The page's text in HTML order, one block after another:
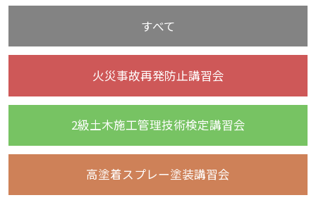
すべて
火災事故再発防止講習会
2級土木施工管理技術検定講習会
高塗着スプレー塗装講習会